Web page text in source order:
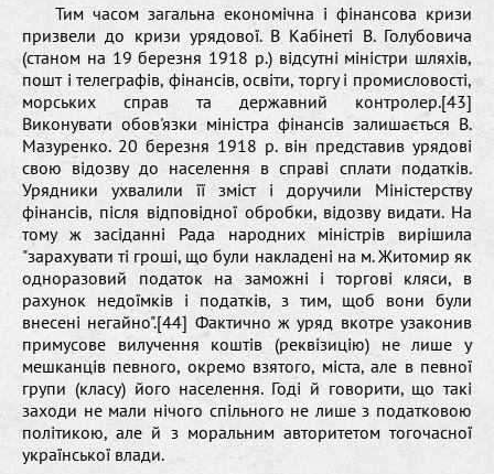
Тим часом загальна економічна і фінансова кризи
призвели до кризи урядової. В Кабінеті В. Голубовича
(станом на 19 березня 1918 р.) відсутні міністри шляхів,
пошт і телеграфів, фінансів, освіти, торгу і промисловості,
морських справ та державний контролер.[43]
Виконувати обов'язки міністра фінансів залишається В.
Мазуренко. 20 березня 1918 р. він представив урядові
свою відозву до населення в справі сплати податків.
Урядники ухвалили її зміст і доручили Міністерству
фінансів, після відповідної обробки, відозву видати. На
тому ж засіданні Рада народних міністрів вирішила
"зарахувати ті гроші, що були накладені на м. Житомир як
одноразовий податок на заможні і торгові кляси, в
рахунок недоїмків і податків, з тим, щоб вони були
внесені негайно".[44] Фактично ж уряд вкотре узаконив
примусове вилучення коштів (реквізицію) не лише у
мешканців певного, окремо взятого, міста, але в певної
групи (класу) його населення. Годі й говорити, що такі
заходи не мали нічого спільного не лише з податковою
політикою, але й з моральним авторитетом тогочасної
української влади.